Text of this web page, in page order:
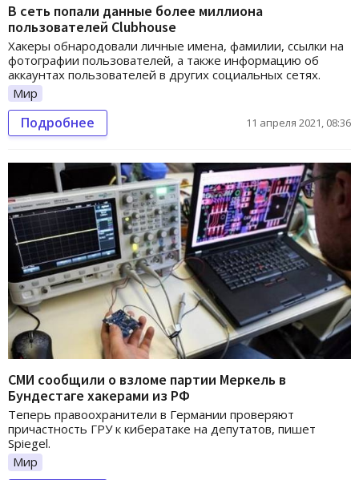
В сеть попали данные более миллиона
пользователей Clubhouse
Хакеры обнародовали личные имена, фамилии, ссылки на
фотографии пользователей, а также информацию об
аккаунтах пользователей в других социальных сетях.
Мир
Подробнее 11 апреля 2021, 08:36
СМИ сообщили о взломе партии Меркель в
Бундестаге хакерами из РФ
Теперь правоохранители в Германии проверяют
причастность ГРУ к кибератаке на депутатов, пишет
Spiegel.
Мир